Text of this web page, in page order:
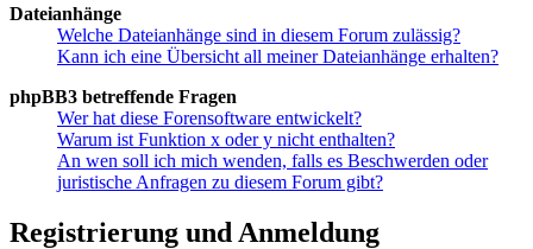
Dateianhänge
Welche Dateianhänge sind in diesem Forum zulässig?
Kann ich eine Übersicht all meiner Dateianhänge erhalten?
phpBB3 betreffende Fragen
Wer hat diese Forensoftware entwickelt?
Warum ist Funktion x oder y nicht enthalten?
An wen soll ich mich wenden, falls es Beschwerden oder
juristische Anfragen zu diesem Forum gibt?
Registrierung und Anmeldung